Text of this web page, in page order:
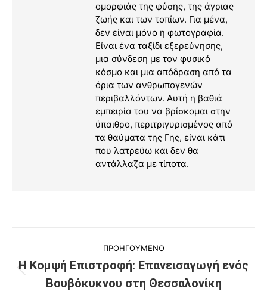
ομορφιάς της φύσης, της άγριας
ζωής και των τοπίων. Για μένα,
δεν είναι μόνο η φωτογραφία.
Είναι ένα ταξίδι εξερεύνησης,
μια σύνδεση με τον φυσικό
κόσμο και μια απόδραση από τα
όρια των ανθρωπογενών
περιβαλλόντων. Αυτή η βαθιά
εμπειρία του να βρίσκομαι στην
ύπαιθρο, περιτριγυρισμένος από
τα θαύματα της Γης, είναι κάτι
που λατρεύω και δεν θα
αντάλλαζα με τίποτα.
navigation
ΠΡΟΗΓΟΥΜΕΝΟ
post:
Η Κομψή Επιστροφή: Επανεισαγωγή ενός
Βουβόκυκνου στη Θεσσαλονίκη